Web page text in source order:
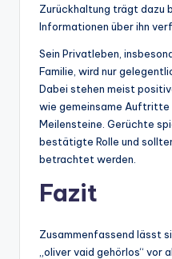
Zurückhaltung trägt dazu
Informationen über ihn
Sein Privatleben,
Familie, wird nur
Dabei stehen meist
wie gemeinsame Auftritte
Meilensteine. Gerüchte
bestätigte Rolle und
betrachtet werden.
Fazit
Zusammenfassend lässt
„oliver vaid gehörlos“ vor